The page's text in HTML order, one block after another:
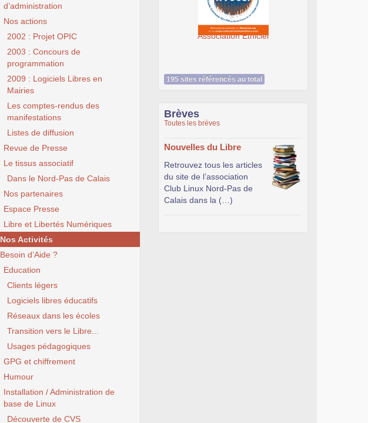
d’administration
Nos actions
2002 : Projet OPIC
2003 : Concours de
programmation
2009 : Logiciels Libres en
Mairies
Les comptes-rendus des
manifestations
Listes de diffusion
Revue de Presse
Le tissus associatif
Dans le Nord-Pas de Calais
Nos partenaires
Espace Presse
Libre et Libertés Numériques
Nos Activités
Besoin d’Aide ?
Education
Clients légers
Logiciels libres éducatifs
Réseaux dans les écoles
Transition vers le Libre...
Usages pédagogiques
GPG et chiffrement
Humour
Installation / Administration de
base de Linux
Découverte de CVS
Association Éthiciel
195 sites référencés au total
Brèves
Toutes les brèves
Nouvelles du Libre
Retrouvez tous les articles
du site de l’association
Club Linux Nord-Pas de
Calais dans la (…)